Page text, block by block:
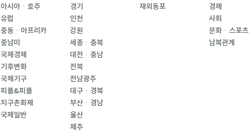
아시아ㆍ호주
유럽
중동ㆍ아프리카
중남미
국제경제
기후변화
국제기구
피플&피플
지구촌화제
국제일반
경기
인천
강원
세종ㆍ충북
대전ㆍ충남
전북
전남광주
대구ㆍ경북
부산ㆍ경남
울산
제주
재외동포
경제
사회
문화ㆍ스포츠
남북관계